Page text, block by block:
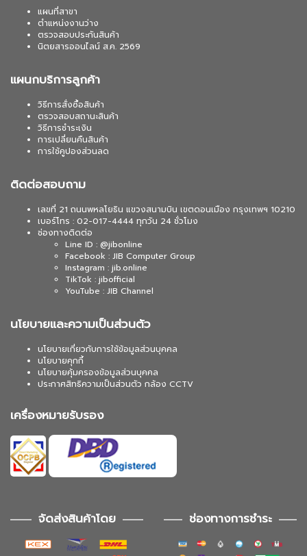
แผนที่สาขา
ตำแหน่งงานว่าง
ตรวจสอบประกันสินค้า
นิตยสารออนไลน์ ส.ค. 2569
แผนกบริการลูกค้า
วิธีการสั่งซื้อสินค้า
ตรวจสอบสถานะสินค้า
วิธีการชำระเงิน
การเปลี่ยนคืนสินค้า
การใช้คูปองส่วนลด
ติดต่อสอบถาม
เลขที่ 21 ถนนพหลโยธิน แขวงสนามบิน เขตดอนเมือง กรุงเทพฯ 10210
เบอร์โทร : 02-017-4444 ทุกวัน 24 ชั่วโมง
ช่องทางติดต่อ
Line ID : @jibonline
Facebook : JIB Computer Group
Instagram : jib.online
TikTok : jibofficial
YouTube : JIB Channel
นโยบายและความเป็นส่วนตัว
นโยบายเกี่ยวกับการใช้ข้อมูลส่วนบุคคล
นโยบายคุกกี้
นโยบายคุ้มครองข้อมูลส่วนบุคคล
ประกาศสิทธิความเป็นส่วนตัว กล้อง CCTV
เครื่องหมายรับรอง
จัดส่งสินค้าโดย ช่องทางการชำระ